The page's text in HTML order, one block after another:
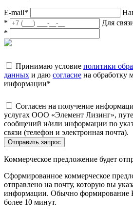
E-mail*
*
Для
*
Принимаю условие политики
данных и даю согласие на обработку
информации*
Согласен на получение
услугах ООО «Элемент Лизинг»,
сообщений и/или информации по
связи (телефон и электронная почта).
Отправить запрос
Коммерческое предложение будет
Сформированное коммерческое
отправлено на почту, которую вы
информации. Обычно формирование
более 10 минут.